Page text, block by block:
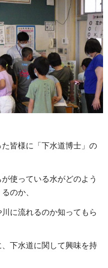
皆様に「下水道博士」の
使っている水がどのよう
のか、
に流れるのか知ってもら
下水道に関して興味を持